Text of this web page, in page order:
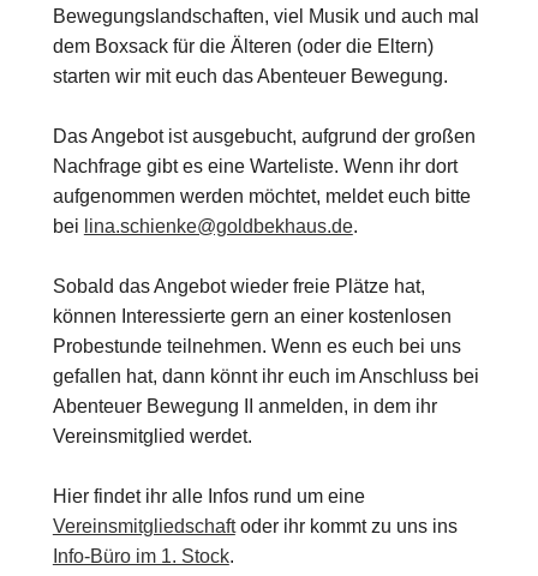
Bewegungslandschaften, viel Musik und auch mal
dem Boxsack für die Älteren (oder die Eltern)
starten wir mit euch das Abenteuer Bewegung.
Das Angebot ist ausgebucht, aufgrund der großen
Nachfrage gibt es eine Warteliste. Wenn ihr dort
aufgenommen werden möchtet, meldet euch bitte
bei lina.schienke@goldbekhaus.de.
Sobald das Angebot wieder freie Plätze hat,
können Interessierte gern an einer kostenlosen
Probestunde teilnehmen. Wenn es euch bei uns
gefallen hat, dann könnt ihr euch im Anschluss bei
Abenteuer Bewegung II anmelden, in dem ihr
Vereinsmitglied werdet.
Hier findet ihr alle Infos rund um eine
Vereinsmitgliedschaftoder ihr kommt zu uns ins
Info-Büro im 1. Stock.